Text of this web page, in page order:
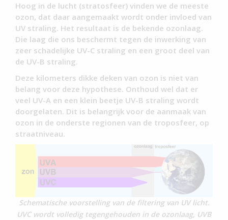
Hoog in de lucht (stratosfeer) vinden we de meeste
ozon, dat daar aangemaakt wordt onder invloed van
UV straling. Het resultaat is de bekende ozonlaag.
Die laag die ons beschermt tegen de inwerking van
zeer schadelijke UV-C straling en een groot deel van
de UV-B straling.
Deze kilometers dikke deken van ozon is niet van
belang voor deze hypothese. Onthoud wel dat er
veel UV-A en een klein beetje UV-B straling wordt
doorgelaten. Dit is belangrijk voor de aanmaak van
ozon in de onderste regionen van de troposfeer, op
straatniveau.
Schematische voorstelling van de filtering van UV licht.
UVC wordt volledig tegengehouden in de ozonlaag, UVB